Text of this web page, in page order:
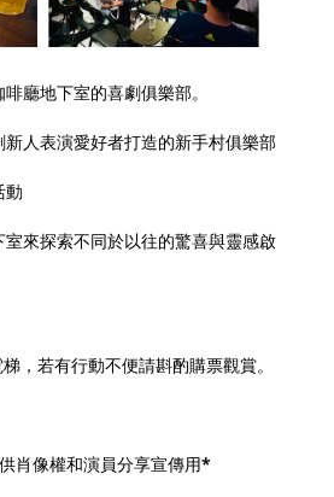
廳地下室的喜劇俱樂部。
人表演愛好者打造的新手村俱樂部
動
來探索不同於以往的驚喜與靈感啟
，若有行動不便請斟酌購票觀賞。
肖像權和演員分享宣傳用*